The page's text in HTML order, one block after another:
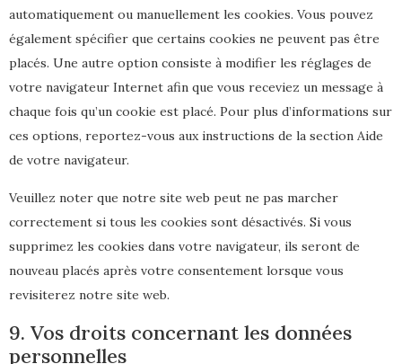
automatiquement ou manuellement les cookies. Vous pouvez
également spécifier que certains cookies ne peuvent pas être
placés. Une autre option consiste à modifier les réglages de
votre navigateur Internet afin que vous receviez un message à
chaque fois qu’un cookie est placé. Pour plus d’informations sur
ces options, reportez-vous aux instructions de la section Aide
de votre navigateur.
Veuillez noter que notre site web peut ne pas marcher
correctement si tous les cookies sont désactivés. Si vous
supprimez les cookies dans votre navigateur, ils seront de
nouveau placés après votre consentement lorsque vous
revisiterez notre site web.
9. Vos droits concernant les données
personnelles